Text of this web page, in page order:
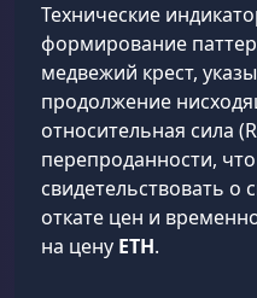
Технические
формирование
медвежий крест,
продолжение
относительная сила
перепроданности,
свидетельствовать о
откате цен и
на цену ETH.